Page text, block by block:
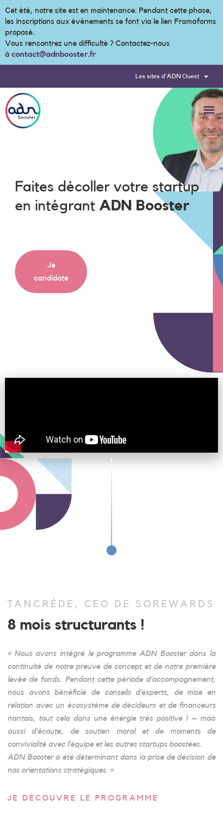
Cet été, notre site est en maintenance. Pendant cette phase,
les inscriptions aux événements se font via le lien Framaforms
proposé.
Vous rencontrez une difficulté ? Contactez-nous
à contact@adnbooster.fr
Les sites d’ADN Ouest
Faites décoller votre startup
en intégrant ADN Booster
Je
candidate
TANCRÈDE, CEO DE SOREWARDS
8 mois structurants !
« Nous avons intégré le programme ADN Booster dans la
continuité de notre preuve de concept et de notre première
levée de fonds. Pendant cette période d’accompagnement,
nous avons bénéficié de conseils d’experts, de mise en
relation avec un écosystème de décideurs et de financeurs
nantais, tout cela dans une énergie très positive ! – mais
aussi d’écoute, de soutien moral et de moments de
convivialité avec l’équipe et les autres startups boostées.
ADN Booster a été déterminant dans la prise de décision de
nos orientations stratégiques. »
JE DÉCOUVRE LE PROGRAMME